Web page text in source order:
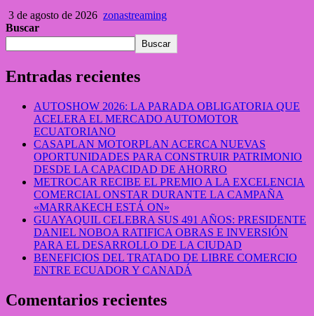
3 de agosto de 2026 zonastreaming
Buscar
Buscar
Entradas recientes
AUTOSHOW 2026: LA PARADA OBLIGATORIA QUE
ACELERA EL MERCADO AUTOMOTOR
ECUATORIANO
CASAPLAN MOTORPLAN ACERCA NUEVAS
OPORTUNIDADES PARA CONSTRUIR PATRIMONIO
DESDE LA CAPACIDAD DE AHORRO
METROCAR RECIBE EL PREMIO A LA EXCELENCIA
COMERCIAL ONSTAR DURANTE LA CAMPAÑA
«MARRAKECH ESTÁ ON»
GUAYAQUIL CELEBRA SUS 491 AÑOS: PRESIDENTE
DANIEL NOBOA RATIFICA OBRAS E INVERSIÓN
PARA EL DESARROLLO DE LA CIUDAD
BENEFICIOS DEL TRATADO DE LIBRE COMERCIO
ENTRE ECUADOR Y CANADÁ
Comentarios recientes